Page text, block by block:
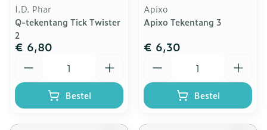
I.D. Phar
Q-tekentang Tick Twister
2
€ 6,80
Bestel
Apixo
Apixo Tekentang 3
€ 6,30
Bestel